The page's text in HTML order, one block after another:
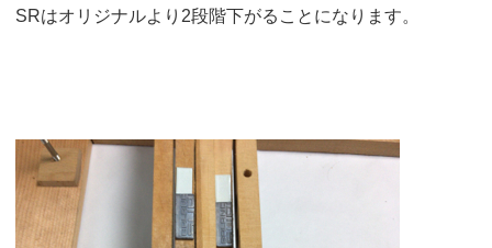
SRはオリジナルより2段階下がることになります。